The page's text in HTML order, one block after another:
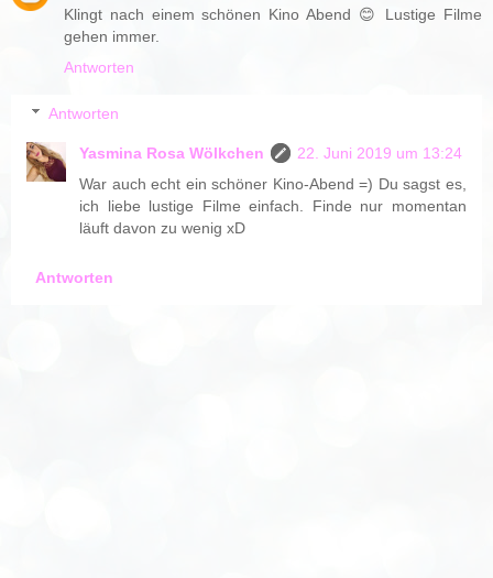
Klingt nach einem schönen Kino Abend 😊 Lustige Filme
gehen immer.
Antworten
Antworten
Yasmina Rosa Wölkchen
22. Juni 2019 um 13:24
War auch echt ein schöner Kino-Abend =) Du sagst es,
ich liebe lustige Filme einfach. Finde nur momentan
läuft davon zu wenig xD
Antworten